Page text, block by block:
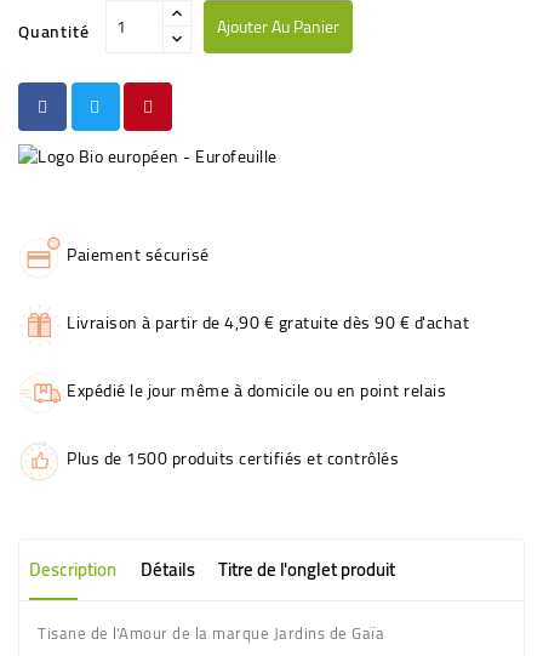
Quantité Ajouter Au Panier
Paiement sécurisé
Livraison à partir de 4,90 € gratuite dès 90 € d'achat
Expédié le jour même à domicile ou en point relais
Plus de 1500 produits certifiés et contrôlés
Description Détails Titre de l'onglet produit
Tisane de l'Amour de la marque Jardins de Gaïa